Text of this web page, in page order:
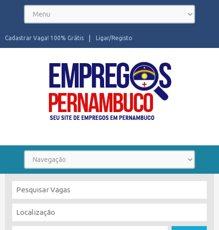
Ligar/Registo
Cadastrar Vaga! 100% Grátis